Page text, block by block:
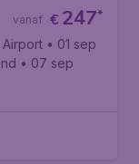
€247*
vanaf
• 01 sep
• 07 sep